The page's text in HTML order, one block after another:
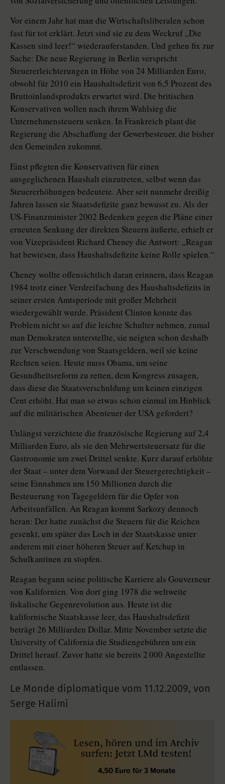
Vor einem Jahr hat man die Wirtschaftsliberalen schon
fast für tot erklärt. Jetzt sind sie zu dem Weckruf „Die
Kassen sind leer!“ wiederauferstanden. Und gehen fix zur
Sache: Die neue Regierung in Berlin verspricht
Steuererleichterungen in Höhe von 24 Milliarden Euro,
obwohl für 2010 ein Haushaltsdefizit von 6,5 Prozent des
Bruttoinlandsprodukts erwartet wird. Die britischen
Konservativen wollen nach ihrem Wahlsieg die
Unternehmensteuern senken. In Frankreich plant die
Regierung die Abschaffung der Gewerbesteuer, die bisher
den Gemeinden zukommt.
Einst pflegten die Konservativen für einen
ausgeglichenen Haushalt einzutreten, selbst wenn das
Steuererhöhungen bedeutete. Aber seit nunmehr dreißig
Jahren lassen sie Staatsdefizite ganz bewusst zu. Als der
US-Finanzminister 2002 Bedenken gegen die Pläne einer
erneuten Senkung der direkten Steuern äußerte, erhielt er
von Vizepräsident Richard Cheney die Antwort: „Reagan
hat bewiesen, dass Haushaltsdefizite keine Rolle spielen.“
Cheney wollte offensichtlich daran erinnern, dass Reagan
1984 trotz einer Verdreifachung des Haushaltsdefizits in
seiner ersten Amtsperiode mit großer Mehrheit
wiedergewählt wurde. Präsident Clinton konnte das
Problem nicht so auf die leichte Schulter nehmen, zumal
man Demokraten unterstellte, sie neigten schon deshalb
zur Verschwendung von Staatsgeldern, weil sie keine
Rechten seien. Heute muss Obama, um seine
Gesundheitsreform zu retten, dem Kongress zusagen,
dass diese die Staatsverschuldung um keinen einzigen
Cent erhöht. Hat man so etwas schon einmal im Hinblick
auf die militärischen Abenteuer der USA gefordert?
Unlängst verzichtete die französische Regierung auf 2,4
Milliarden Euro, als sie den Mehrwertsteuersatz für die
Gastronomie um zwei Drittel senkte. Kurz darauf erhöhte
der Staat – unter dem Vorwand der Steuergerechtigkeit –
seine Einnahmen um 150 Millionen durch die
Besteuerung von Tagegeldern für die Opfer von
Arbeitsunfällen. An Reagan kommt Sarkozy dennoch
heran: Der hatte zunächst die Steuern für die Reichen
gesenkt, um später das Loch in der Staatskasse unter
anderem mit einer höheren Steuer auf Ketchup in
Schulkantinen zu stopfen.
Reagan begann seine politische Karriere als Gouverneur
von Kalifornien. Von dort ging 1978 die weltweite
fiskalische Gegenrevolution aus. Heute ist die
kalifornische Staatskasse leer, das Haushaltsdefizit
beträgt 26 Milliarden Dollar. Mitte November setzte die
University of California die Studiengebühren um ein
Drittel herauf. Zuvor hatte sie bereits 2 000 Angestellte
entlassen.
Le Monde diplomatique vom 11.12.2009, von
Serge Halimi